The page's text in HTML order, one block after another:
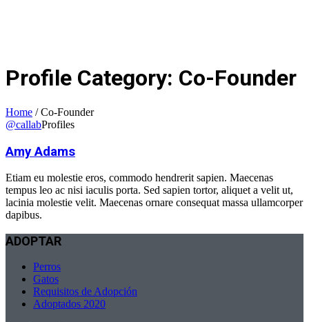
Profile Category: Co-Founder
Home /Co-Founder
@callabProfiles
Amy Adams
Etiam eu molestie eros, commodo hendrerit sapien. Maecenas
tempus leo ac nisi iaculis porta. Sed sapien tortor, aliquet a velit ut,
lacinia molestie velit. Maecenas ornare consequat massa ullamcorper
dapibus.
ADOPTAR
Perros
Gatos
Requisitos de Adopción
Adoptados 2020